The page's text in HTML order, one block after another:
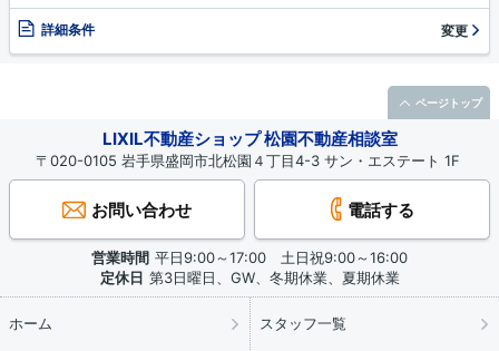
詳細条件 変更
LIXIL不動産ショップ 松園不動産相談室
〒020-0105 岩手県盛岡市北松園４丁目4-3 サン・エステート 1F
お問い合わせ 電話する
営業時間 平日9:00～17:00 土日祝9:00～16:00
定休日 第3日曜日、GW、冬期休業、夏期休業
ホーム スタッフ一覧
ページトップ